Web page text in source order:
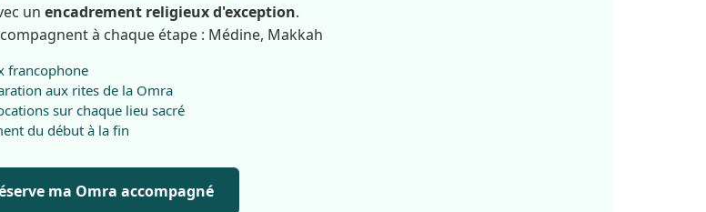
un encadrement religieux d'exception.
à chaque étape : Médine, Makkah
francophone
aux rites de la Omra
sur chaque lieu sacré
du début à la fin
ma Omra accompagné